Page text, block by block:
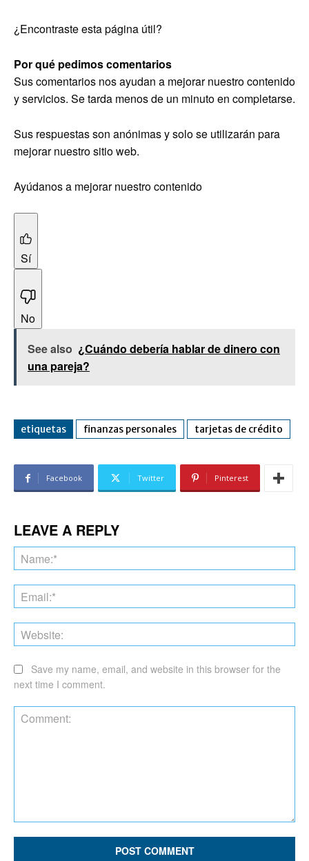
¿Encontraste esta página útil?
Por qué pedimos comentarios
Sus comentarios nos ayudan a mejorar nuestro contenido
y servicios. Se tarda menos de un minuto en completarse.
Sus respuestas son anónimas y solo se utilizarán para
mejorar nuestro sitio web.
Ayúdanos a mejorar nuestro contenido
Sí
No
See also ¿Cuándo debería hablar de dinero con
una pareja?
etiquetas finanzas personales tarjetas de crédito
Facebook Twitter Pinterest
LEAVE A REPLY
Save my name, email, and website in this browser for the
next time I comment.